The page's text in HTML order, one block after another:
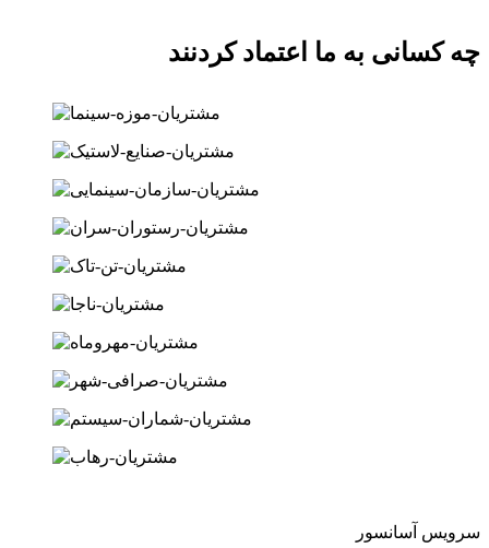
چه کسانی به ما اعتماد کردنند
سرویس آسانسور